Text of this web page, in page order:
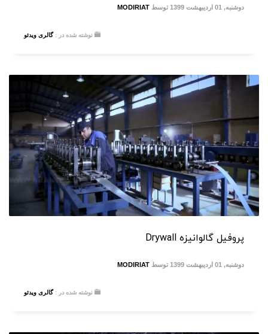
دوشنبه, 01 اردیبهشت 1399 توسط MODIRIAT
نوشته شده در : گالری ویدئو
پروفیل گالوانیزه Drywall
دوشنبه, 01 اردیبهشت 1399 توسط MODIRIAT
نوشته شده در : گالری ویدئو